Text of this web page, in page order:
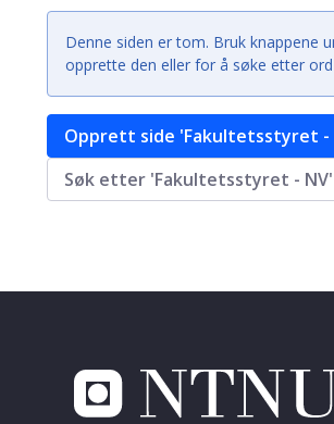
Denne siden er tom. Bruk knappene
opprette den eller for å søke etter
Opprett side 'Fakultetsstyret -
Søk etter 'Fakultetsstyret - NV'